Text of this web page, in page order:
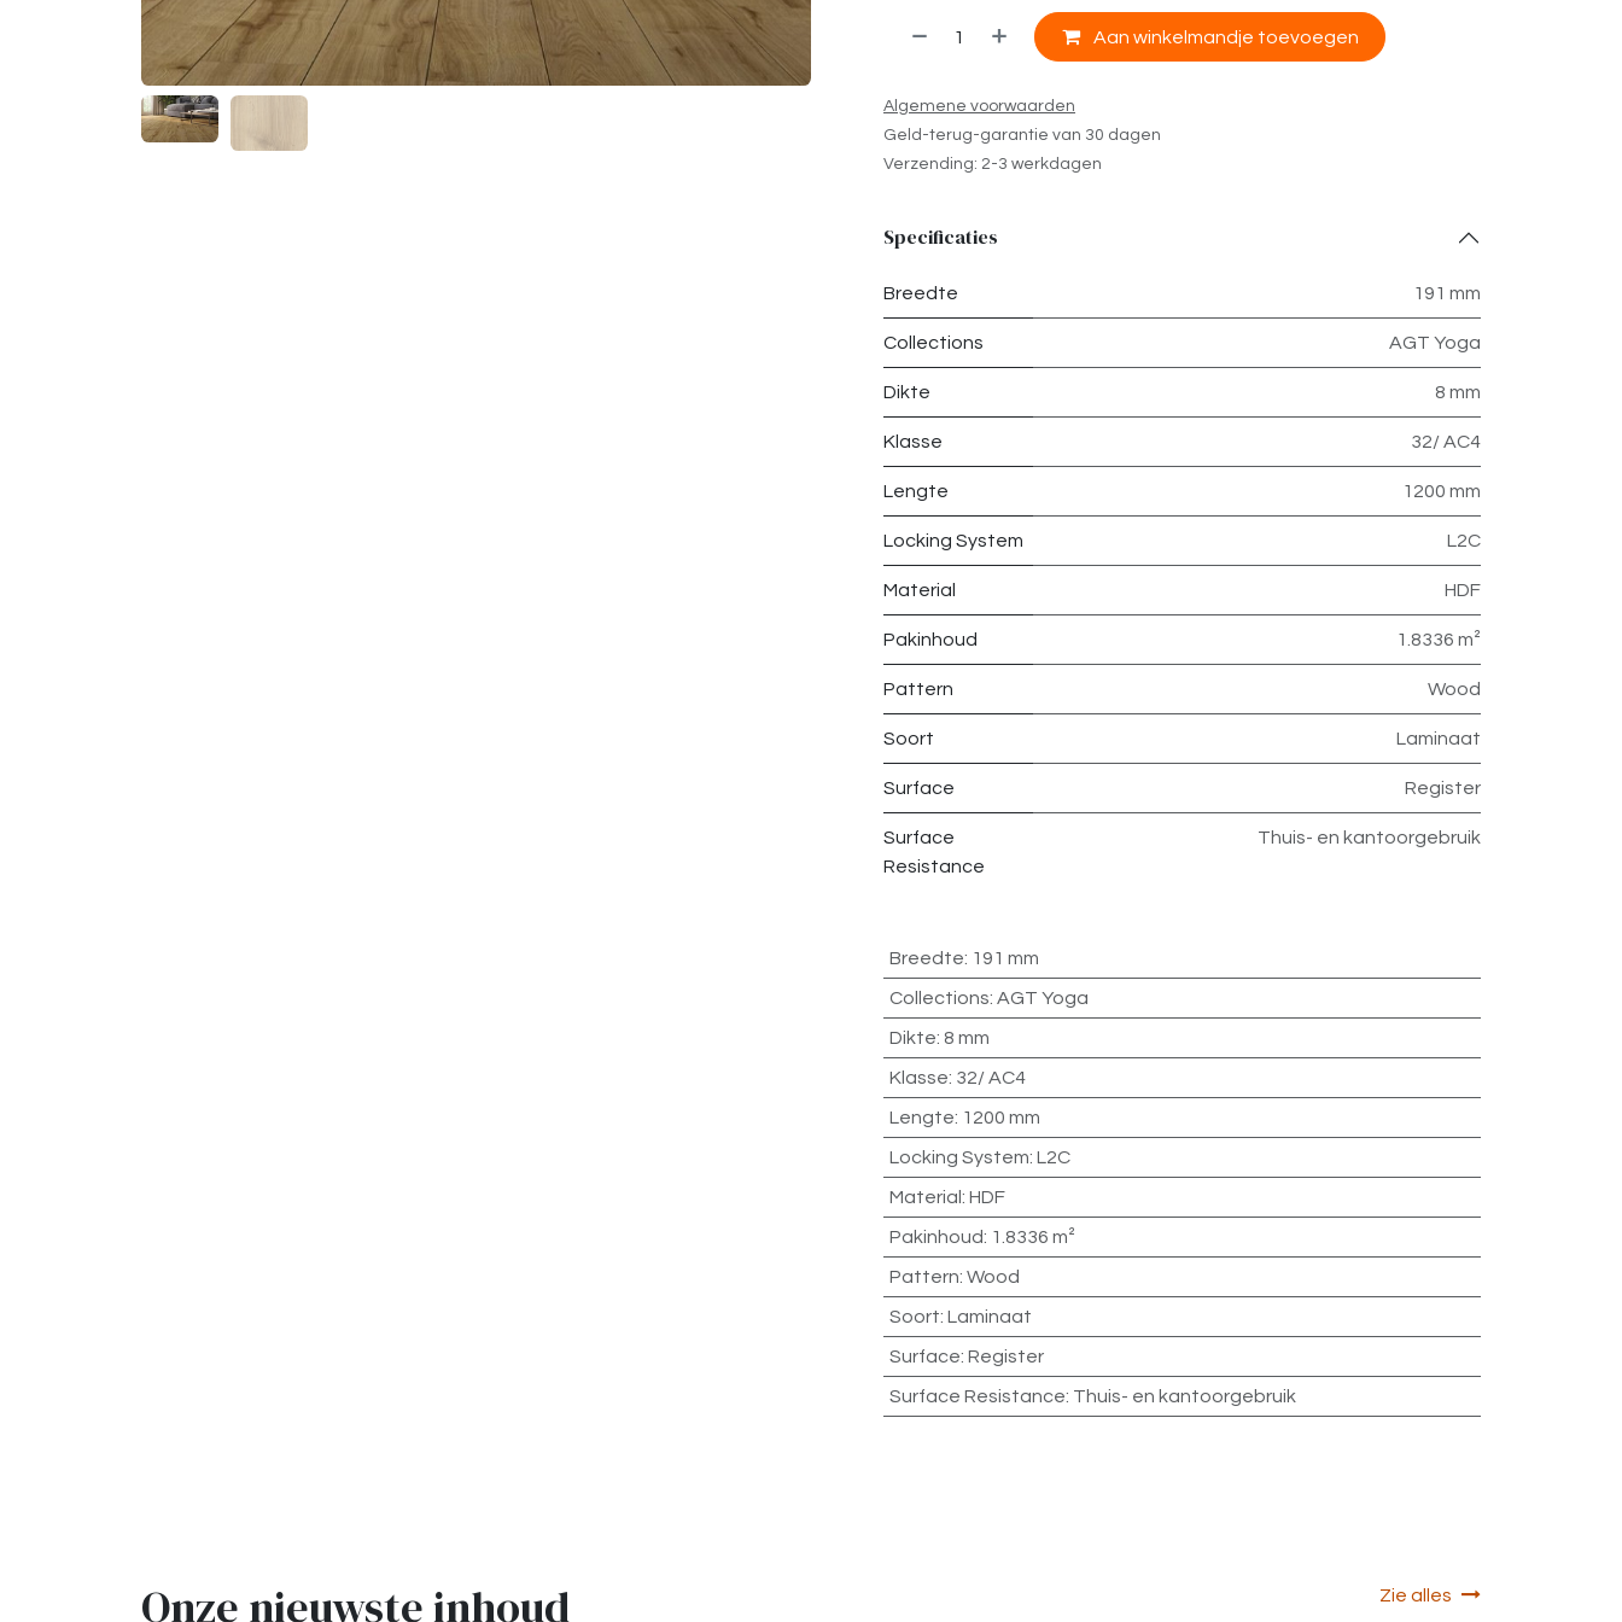
Aan winkelmandje toevoegen
Algemene voorwaarden
Geld-terug-garantie van 30 dagen
Verzending: 2-3 werkdagen
Specificaties
Breedte 191 mm
Collections AGT Yoga
Dikte 8 mm
Klasse 32/ AC4
Lengte 1200 mm
Locking System L2C
Material HDF
Pakinhoud 1.8336 m²
Pattern Wood
Soort Laminaat
Surface Register
Surface
Resistance
Thuis- en kantoorgebruik
Breedte: 191 mm
Collections: AGT Yoga
Dikte: 8 mm
Klasse: 32/ AC4
Lengte: 1200 mm
Locking System: L2C
Material : HDF
Pakinhoud: 1.8336 m²
Pattern: Wood
Soort: Laminaat
Surface: Register
Surface Resistance: Thuis- en kantoorgebruik
Onze nieuwste inhoud Zie alles